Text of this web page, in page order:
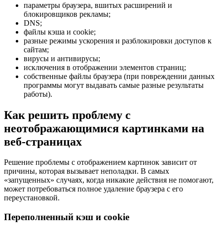
параметры браузера, вшитых расширений и
блокировщиков рекламы;
DNS;
файлы кэша и cookie;
разные режимы ускорения и разблокировки доступов к
сайтам;
вирусы и антивирусы;
исключения в отображении элементов страниц;
собственные файлы браузера (при повреждении данных
программы могут выдавать самые разные результаты
работы).
Как решить проблему с
неотображающимися картинками на
веб-страницах
Решение проблемы с отображением картинок зависит от
причины, которая вызывает неполадки. В самых
«запущенных» случаях, когда никакие действия не помогают,
может потребоваться полное удаление браузера с его
переустановкой.
Переполненный кэш и cookie